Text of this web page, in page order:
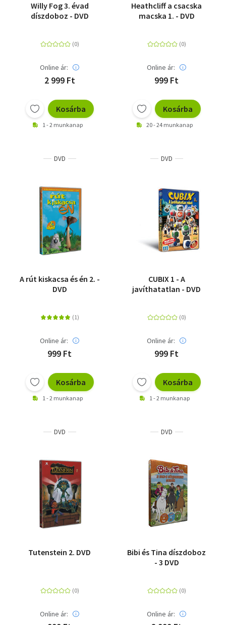
Willy Fog 3. évad
díszdoboz - DVD
Online ár:
2 999 Ft
Kosárba
1 - 2 munkanap
Heathcliff a csacska
macska 1. - DVD
Online ár:
999 Ft
Kosárba
20 - 24 munkanap
DVD
A rút kiskacsa és én 2. -
DVD
Online ár:
999 Ft
Kosárba
1 - 2 munkanap
DVD
CUBIX 1 - A
javíthatatlan - DVD
Online ár:
999 Ft
Kosárba
1 - 2 munkanap
DVD
Tutenstein 2. DVD
Online ár:
DVD
Bibi és Tina díszdoboz
- 3 DVD
Online ár: